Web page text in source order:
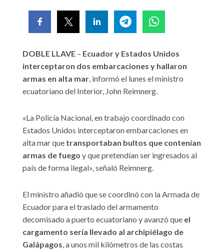
DOBLE LLAVE – Ecuador y Estados Unidos
interceptaron dos embarcaciones y hallaron
armas en alta mar , informó el lunes el ministro
ecuatoriano del Interior, John Reimnerg.
«La Policía Nacional, en trabajo coordinado con
Estados Unidos interceptaron embarcaciones en
alta mar que transportaban bultos que contenían
armas de fuego y que pretendían ser ingresados al
país de forma ilegal», señaló Reimnerg.
El ministro añadió que se coordinó con la Armada de
Ecuador para el traslado del armamento
decomisado a puerto ecuatoriano y avanzó que el
cargamento sería llevado al archipiélago de
Galápagos , a unos mil kilómetros de las costas